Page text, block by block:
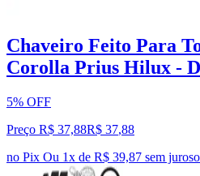
Chaveiro Feito Para
Corolla Prius Hilux - D
5% OFF
Preço R$ 37,88R$ 37,88
no Pix Ou 1x de R$ 39,87 sem juros